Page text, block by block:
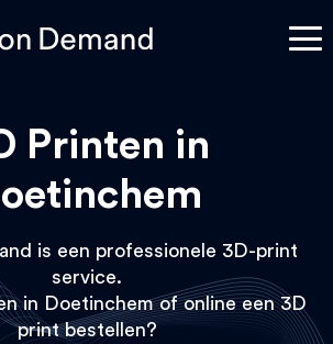
Printen in
is een professionele 3D-print
service.
in Doetinchem of online een 3D
print bestellen?